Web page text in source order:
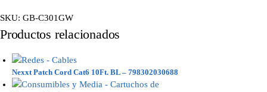
SKU: GB-C301GW
Productos relacionados
Nexxt Patch Cord Cat6 10Ft. BL – 798302030688